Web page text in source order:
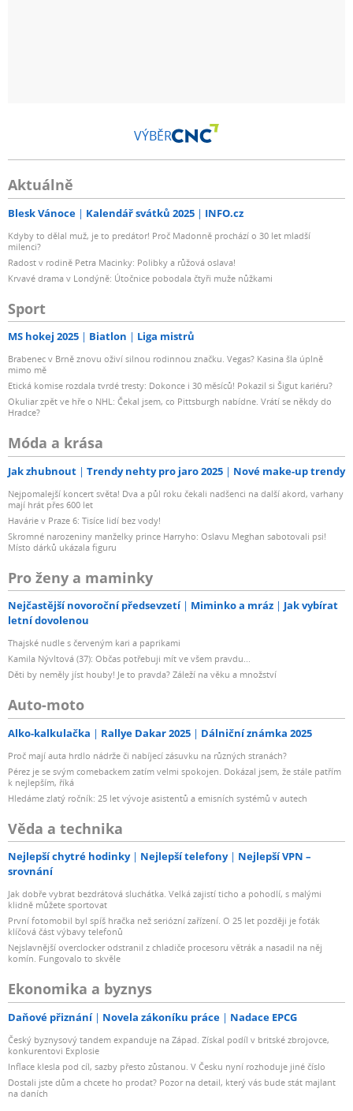
VÝBĚR
Aktuálně
Blesk Vánoce Kalendář svátků 2025 INFO.cz
Kdyby to dělal muž, je to predátor! Proč Madonně prochází o 30 let mladší
milenci?
Radost v rodině Petra Macinky: Polibky a růžová oslava!
Krvavé drama v Londýně: Útočnice pobodala čtyři muže nůžkami
Sport
MS hokej 2025 Biatlon Liga mistrů
Brabenec v Brně znovu oživí silnou rodinnou značku. Vegas? Kasina šla úplně
mimo mě
Etická komise rozdala tvrdé tresty: Dokonce i 30 měsíců! Pokazil si Šigut kariéru?
Okuliar zpět ve hře o NHL: Čekal jsem, co Pittsburgh nabídne. Vrátí se někdy do
Hradce?
Móda a krása
Jak zhubnout Trendy nehty pro jaro 2025 Nové make-up trendy
Nejpomalejší koncert světa! Dva a půl roku čekali nadšenci na další akord, varhany
mají hrát přes 600 let
Havárie v Praze 6: Tisíce lidí bez vody!
Skromné narozeniny manželky prince Harryho: Oslavu Meghan sabotovali psi!
Místo dárků ukázala figuru
Pro ženy a maminky
Nejčastější novoroční předsevzetí Miminko a mráz
Jak vybírat
letní dovolenou
Thajské nudle s červeným kari a paprikami
Kamila Nývltová (37): Občas potřebuji mít ve všem pravdu...
Děti by neměly jíst houby! Je to pravda? Záleží na věku a množství
Auto-moto
Alko-kalkulačka Rallye Dakar 2025 Dálniční známka 2025
Proč mají auta hrdlo nádrže či nabíjecí zásuvku na různých stranách?
Pérez je se svým comebackem zatím velmi spokojen. Dokázal jsem, že stále patřím
k nejlepším, říká
Hledáme zlatý ročník: 25 let vývoje asistentů a emisních systémů v autech
Věda a technika
Nejlepší chytré hodinky Nejlepší telefony
Nejlepší VPN –
srovnání
Jak dobře vybrat bezdrátová sluchátka. Velká zajistí ticho a pohodlí, s malými
klidně můžete sportovat
První fotomobil byl spíš hračka než seriózní zařízení. O 25 let později je foťák
klíčová část výbavy telefonů
Nejslavnější overclocker odstranil z chladiče procesoru větrák a nasadil na něj
komín. Fungovalo to skvěle
Ekonomika a byznys
Daňové přiznání Novela zákoníku práce Nadace EPCG
Český byznysový tandem expanduje na Západ. Získal podíl v britské zbrojovce,
konkurentovi Explosie
Inflace klesla pod cíl, sazby přesto zůstanou. V Česku nyní rozhoduje jiné číslo
Dostali jste dům a chcete ho prodat? Pozor na detail, který vás bude stát majlant
na daních